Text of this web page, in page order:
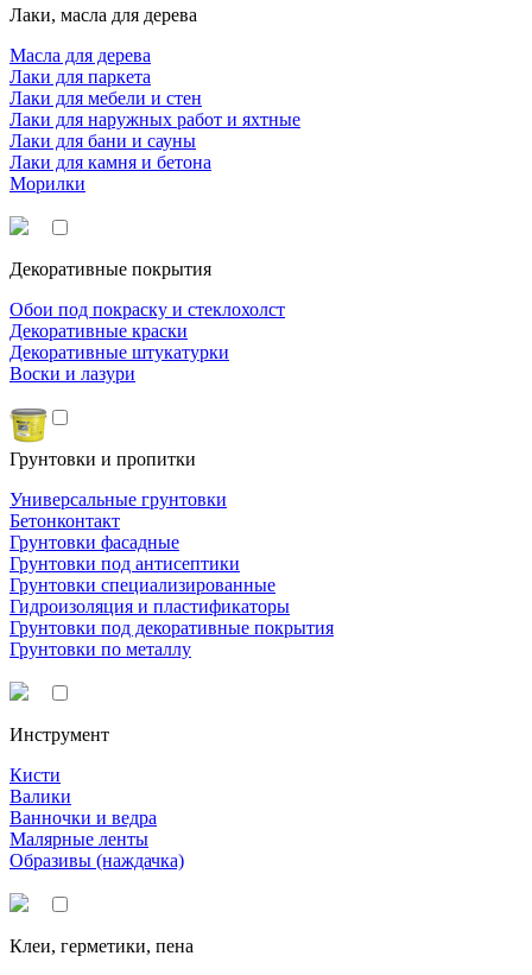
Лаки, масла для дерева
Масла для дерева
Лаки для паркета
Лаки для мебели и стен
Лаки для наружных работ и яхтные
Лаки для бани и сауны
Лаки для камня и бетона
Морилки
Декоративные покрытия
Обои под покраску и стеклохолст
Декоративные краски
Декоративные штукатурки
Воски и лазури
Грунтовки и пропитки
Универсальные грунтовки
Бетонконтакт
Грунтовки фасадные
Грунтовки под антисептики
Грунтовки специализированные
Гидроизоляция и пластификаторы
Грунтовки под декоративные покрытия
Грунтовки по металлу
Инструмент
Кисти
Валики
Ванночки и ведра
Малярные ленты
Образивы (наждачка)
Клеи, герметики, пена